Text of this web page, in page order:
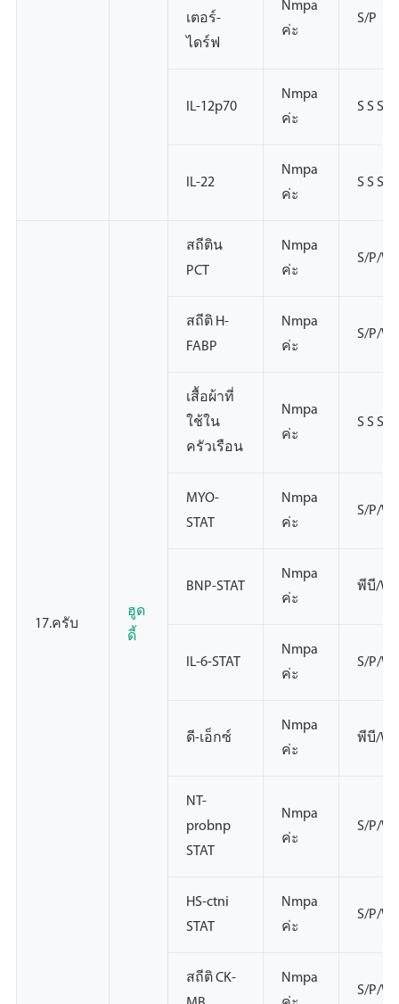
เตอร์-
ไดร์ฟ
Nmpa
ค่ะ
S/P
IL-12p70
Nmpa
ค่ะ
S S S
IL-22
Nmpa
ค่ะ
S S S
17.ครับ
ฮูด
ดี้
สถีติน
PCT
Nmpa
ค่ะ
S/P/
สถีติ H-
FABP
Nmpa
ค่ะ
S/P/
เสื้อผ้าที่
ใช้ใน
ครัวเรือน
Nmpa
ค่ะ
S S S
MYO-
STAT
Nmpa
ค่ะ
S/P/
BNP-STAT
Nmpa
ค่ะ
พีบี/
IL-6-STAT
Nmpa
ค่ะ
S/P/
ดี-เอ็กซ์
Nmpa
ค่ะ
พีบี/
NT-
probnp
STAT
Nmpa
ค่ะ
S/P/
HS-ctni
STAT
Nmpa
ค่ะ
S/P/
สถีติ CK-
Nmpa
S/P/